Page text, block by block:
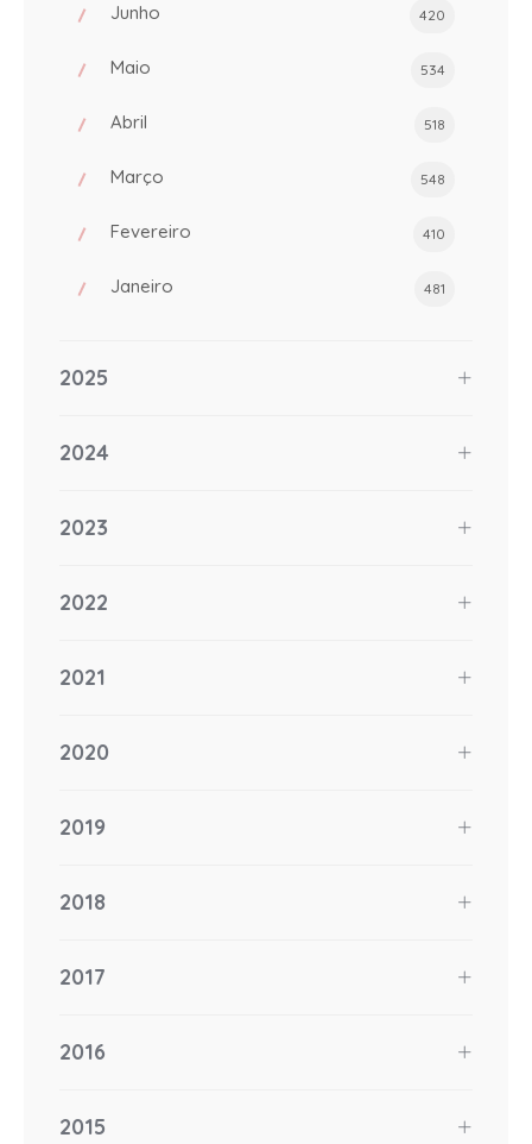
Junho 420
Maio 534
Abril 518
Março 548
Fevereiro 410
Janeiro 481
2025
2024
2023
2022
2021
2020
2019
2018
2017
2016
2015